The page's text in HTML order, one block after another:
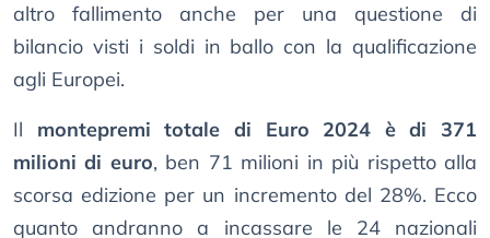
altro fallimento anche per una questione di
bilancio visti i soldi in ballo con la qualificazione
agli Europei.
Il montepremi totale di Euro 2024 è di 371
milioni di euro, ben 71 milioni in più rispetto alla
scorsa edizione per un incremento del 28%. Ecco
quanto andranno a incassare le 24 nazionali